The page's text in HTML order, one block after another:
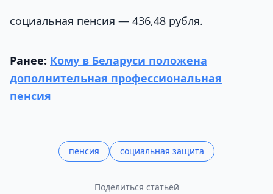
социальная пенсия — 436,48 рубля.
Ранее: Кому в Беларуси положена
дополнительная профессиональная
пенсия
пенсия социальная защита
Поделиться статьёй